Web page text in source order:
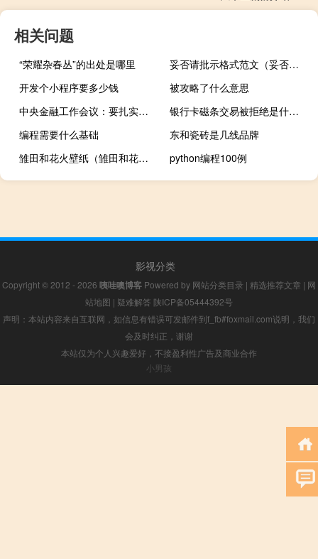
相关问题
“荣耀杂春丛”的出处是哪里
妥否请批示格式范文（妥否请批示的正确格式）
开发个小程序要多少钱
被攻略了什么意思
中央金融工作会议：要扎实稳妥化解风险 坚决惩治违法犯罪和腐败行为
银行卡磁条交易被拒绝是什么情况（银行卡磁条交易被拒绝是什么情况）
编程需要什么基础
东和瓷砖是几线品牌
雏田和花火壁纸（雏田和花火乳夹鸣人）
python编程100例
影视分类
Copyright © 2012 - 2026 咦哇噢博客 Powered by 网站分类目录 | 精选推荐文章 | 网
站地图 | 疑难解答 陕ICP备05444392号
声明：本站内容来自互联网，如信息有错误可发邮件到f_fb#foxmail.com说明，我们
会及时纠正，谢谢
本站仅为个人兴趣爱好，不接盈利性广告及商业合作
小男孩